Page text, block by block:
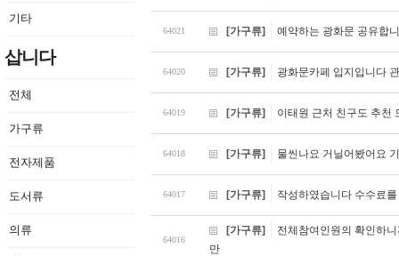
기타
삽니다
전체
가구류
전자제품
도서류
의류
64021 [가구류] 예약하는 광화문 공유합
64020 [가구류] 광화문카페 입지입니다
64019 [가구류] 이태원 근처 친구도 추천
64018 [가구류] 물씬나요 거닐어봤어요
64017 [가구류] 작성하였습니다 수수료
64016
[가구류]
전체참여인원의 확인하
만